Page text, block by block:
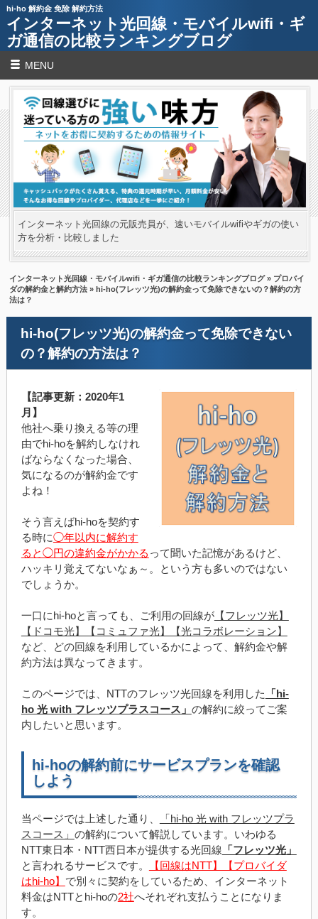
hi-ho 解約金 免除 解約方法
インターネット光回線・モバイルwifi・ギ
ガ通信の比較ランキングブログ
MENU
インターネット光回線の元販売員が、速いモバイルwifiやギガの使い
方を分析・比較しました
インターネット光回線・モバイルwifi・ギガ通信の比較ランキングブログ» プロバイ
ダの解約金と解約方法 » hi-ho(フレッツ光)の解約金って免除できないの？解約の方
法は？
hi-ho(フレッツ光)の解約金って免除できない
の？解約の方法は？
【記事更新：2020年1
月】
他社へ乗り換える等の理
由でhi-hoを解約しなけれ
ばならなくなった場合、
気になるのが解約金です
よね！
そう言えばhi-hoを契約す
る時に◯年以内に解約す
ると◯円の違約金がかかる って聞いた記憶があるけど、
ハッキリ覚えてないなぁ～。という方も多いのではない
でしょうか。
一口にhi-hoと言っても、ご利用の回線が【フレッツ光】
【ドコモ光】【コミュファ光】【光コラボレーション】
など、どの回線を利用しているかによって、解約金や解
約方法は異なってきます。
このページでは、NTTのフレッツ光回線を利用した
「hi-
ho 光 with フレッツプラスコース」 の解約に絞ってご案
内したいと思います。
hi-hoの解約前にサービスプランを確認
しよう
当ページでは上述した通り、
「hi-ho 光 with フレッツプラ
スコース」 の解約について解説しています。いわゆる
NTT東日本・NTT西日本が提供する光回線 「フレッツ光」
と言われるサービスです。
【回線はNTT】【プロバイダ
はhi-ho】 で別々に契約をしているため、インターネット
料金はNTTとhi-hoの2社へそれぞれ支払うことになりま
す。